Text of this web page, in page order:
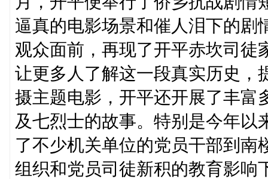
逼真的电影场景和催人泪下的剧
观众面前，再现了开平赤坎司徒
让更多人了解这一段真实历史
摄主题电影，开平还开展了丰富
及七烈士的故事。特别是今年以
了不少机关单位的党员干部到
组织和党员司徒新积的教育影响